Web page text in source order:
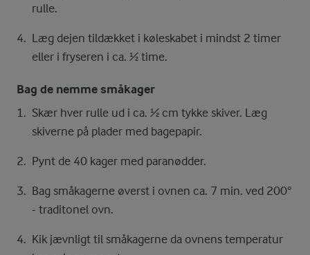
rulle.
Læg dejen tildækket i køleskabet i mindst 2 timer
eller i fryseren i ca. ½ time.
Bag de nemme småkager
Skær hver rulle ud i ca. ½ cm tykke skiver. Læg
skiverne på plader med bagepapir.
Pynt de 40 kager med paranødder.
Bag småkagerne øverst i ovnen ca. 7 min. ved 200°
- traditonel ovn.
Kik jævnligt til småkagerne da ovnens temperatur